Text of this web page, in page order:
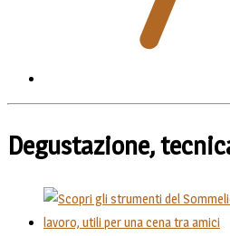
Degustazione,